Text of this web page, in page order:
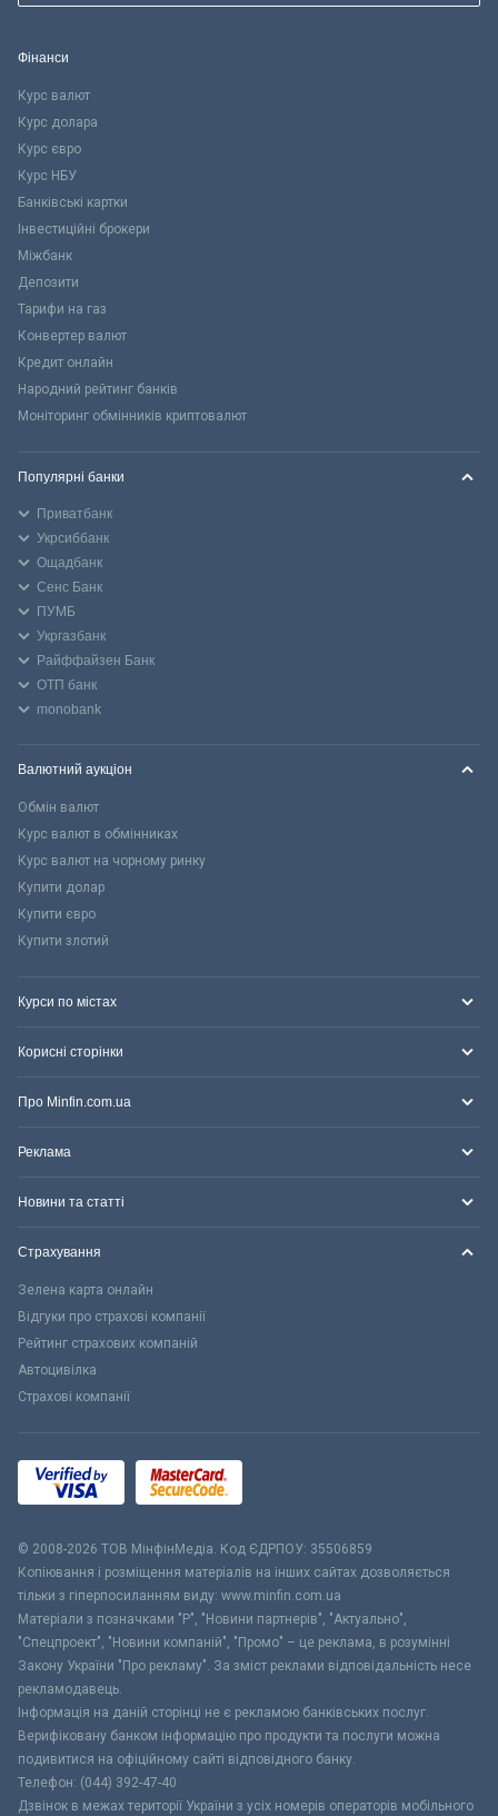
Фінанси
Курс валют
Курс долара
Курс євро
Курс НБУ
Банківські картки
Інвестиційні брокери
Міжбанк
Депозити
Тарифи на газ
Конвертер валют
Кредит онлайн
Народний рейтинг банків
Моніторинг обмінників криптовалют
Популярні банки
Приватбанк
Укрсиббанк
Ощадбанк
Сенс Банк
ПУМБ
Укргазбанк
Райффайзен Банк
ОТП банк
monobank
Валютний аукціон
Обмін валют
Курс валют в обмінниках
Курс валют на чорному ринку
Купити долар
Купити євро
Купити злотий
Курси по містах
Корисні сторінки
Про Minfin.com.ua
Реклама
Новини та статті
Страхування
Зелена карта онлайн
Відгуки про страхові компанії
Рейтинг страхових компаній
Автоцивілка
Страхові компанії
© 2008-2026 ТОВ МiнфiнМедiа. Код ЄДРПОУ: 35506859
Копіювання і розміщення матеріалів на інших сайтах дозволяється
тільки з гіперпосиланням виду: www.minfin.com.ua
Матеріали з позначками "Р", "Новини партнерів", "Актуально",
"Спецпроект", "Новини компаній", "Промо" – це реклама, в розумінні
Закону України "Про рекламу". За зміст реклами відповідальність несе
рекламодавець.
Інформація на даній сторінці не є рекламою банківських послуг.
Верифіковану банком інформацію про продукти та послуги можна
подивитися на офіційному сайті відповідного банку.
Телефон: (044) 392-47-40
Дзвінок в межах території України з усіх номерів операторів мобільного